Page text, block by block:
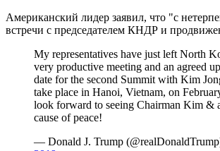
Американский лидер заявил, что "с
встречи с председателем КНДР и
My representatives have just left North
very productive meeting and an agreed
date for the second Summit with Kim
take place in Hanoi, Vietnam, on
look forward to seeing Chairman Kim &
cause of peace!
— Donald J. Trump